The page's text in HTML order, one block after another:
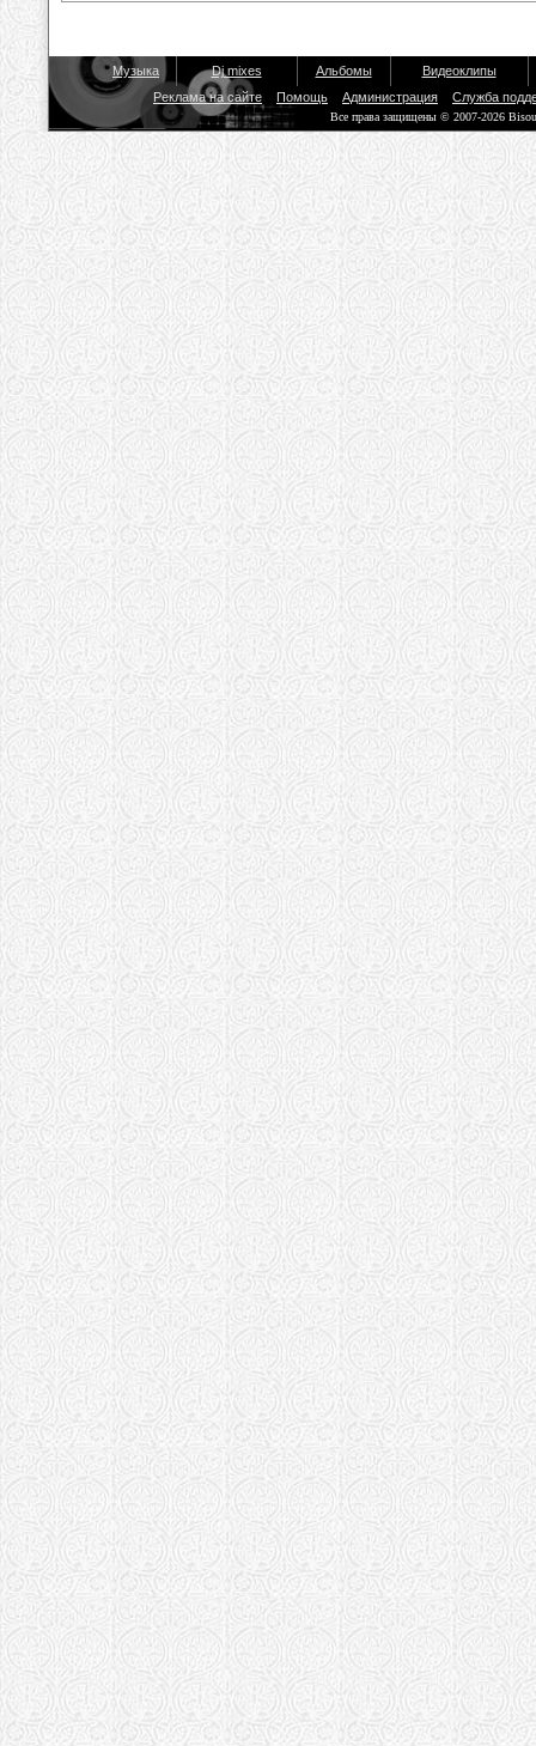
Музыка Dj mixes Альбомы
Видеоклипы
Реклама на сайте
Помощь Администрация Служба
Все права защищены © 2007-2026